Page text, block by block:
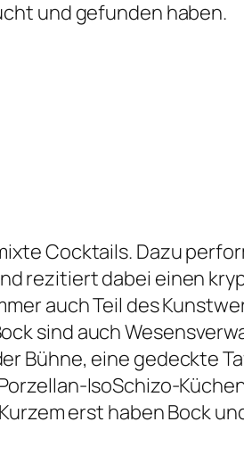
und gefunden haben.
Cocktails. Dazu
rezitiert dabei einen
auch Teil des
sind auch
Bühne, eine gedeckte
IsoSchizo-
erst haben Bock